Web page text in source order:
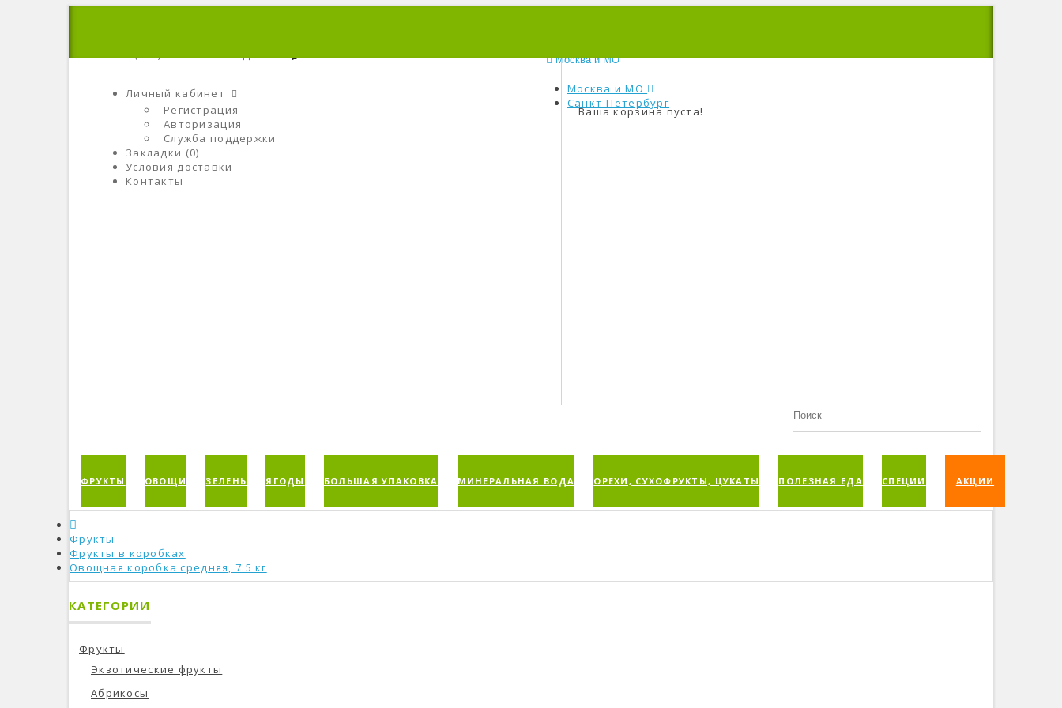
+7 (495) 666-56-84C 9 До 21
Личный кабинет
Регистрация
Авторизация
Служба поддержки
Закладки (0)
Условия доставки
Контакты
Ваша корзина пуста!
Москва и МО
Москва и МО
Санкт-Петербург
ФРУКТЫ ОВОЩИ ЗЕЛЕНЬ ЯГОДЫ БОЛЬШАЯ УПАКОВКА МИНЕРАЛЬНАЯ ВОДА ОРЕХИ, СУХОФРУКТЫ, ЦУКАТЫ ПОЛЕЗНАЯ ЕДА СПЕЦИИ АКЦИИ
Фрукты
Фрукты в коробках
Овощная коробка средняя, 7.5 кг
КАТЕГОРИИ
Фрукты
Экзотические фрукты
Абрикосы